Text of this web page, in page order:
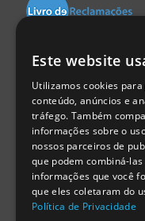
Centro de Arbitragem
Este website
Utilizamos cookies
conteúdo, anúncios e
tráfego. Também
informações sobre o
nossos parceiros de
que podem combiná-
informações que você
que eles coletaram do
Política de Privacidade